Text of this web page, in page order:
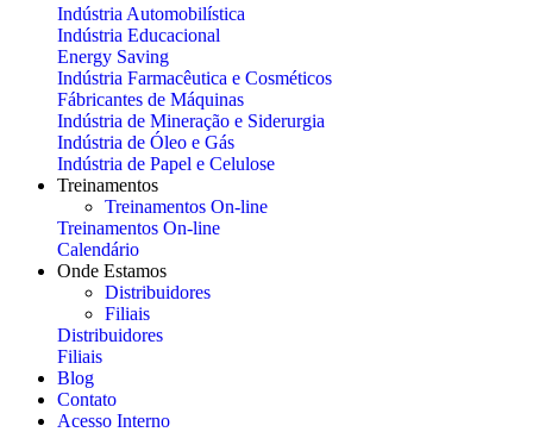
Indústria Automobilística
Indústria Educacional
Energy Saving
Indústria Farmacêutica e Cosméticos
Fábricantes de Máquinas
Indústria de Mineração e Siderurgia
Indústria de Óleo e Gás
Indústria de Papel e Celulose
Treinamentos
Treinamentos On-line
Treinamentos On-line
Calendário
Onde Estamos
Distribuidores
Filiais
Distribuidores
Filiais
Blog
Contato
Acesso Interno